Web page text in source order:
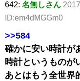
642: 名無しさん
ID:em4dMGGm0
>>584
確かに安い時計が
時計というものが
あとはもう全世界